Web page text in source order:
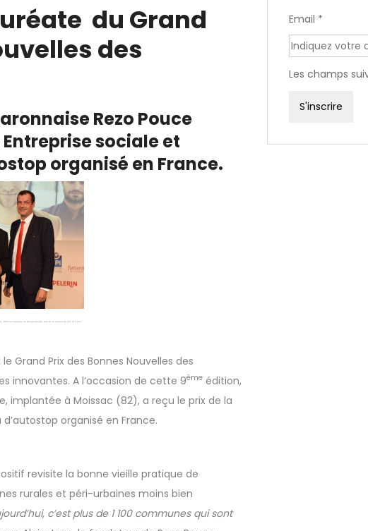
du Grand
des
Rezo Pouce
sociale et
organisé en France.
Directeur général du Groupe Covéa, lors de la remise du prix le 6 juin
Grand Prix des Bonnes Nouvelles des
innovantes. A l’occasion de cette 9ème édition,
implantée à Moissac (82), a reçu le prix de la
organisé en France.
revisite la bonne vieille pratique de
rurales et péri-urbaines moins bien
c’est plus de 1 100 communes qui sont
Email *
Les champs